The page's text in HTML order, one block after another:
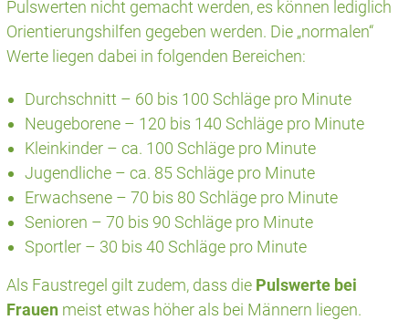
Pulswerten nicht gemacht werden, es können lediglich
Orientierungshilfen gegeben werden. Die „normalen“
Werte liegen dabei in folgenden Bereichen:
Durchschnitt – 60 bis 100 Schläge pro Minute
Neugeborene – 120 bis 140 Schläge pro Minute
Kleinkinder – ca. 100 Schläge pro Minute
Jugendliche – ca. 85 Schläge pro Minute
Erwachsene – 70 bis 80 Schläge pro Minute
Senioren – 70 bis 90 Schläge pro Minute
Sportler – 30 bis 40 Schläge pro Minute
Als Faustregel gilt zudem, dass die Pulswerte bei
Frauenmeist etwas höher als bei Männern liegen.